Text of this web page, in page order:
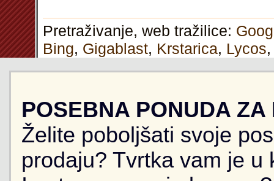
Pretraživanje, web tražilice:
Bing, Gigablast, Krstarica, Lycos
POSEBNA PONUDA ZA
Želite poboljšati svoje
prodaju? Tvrtka vam je